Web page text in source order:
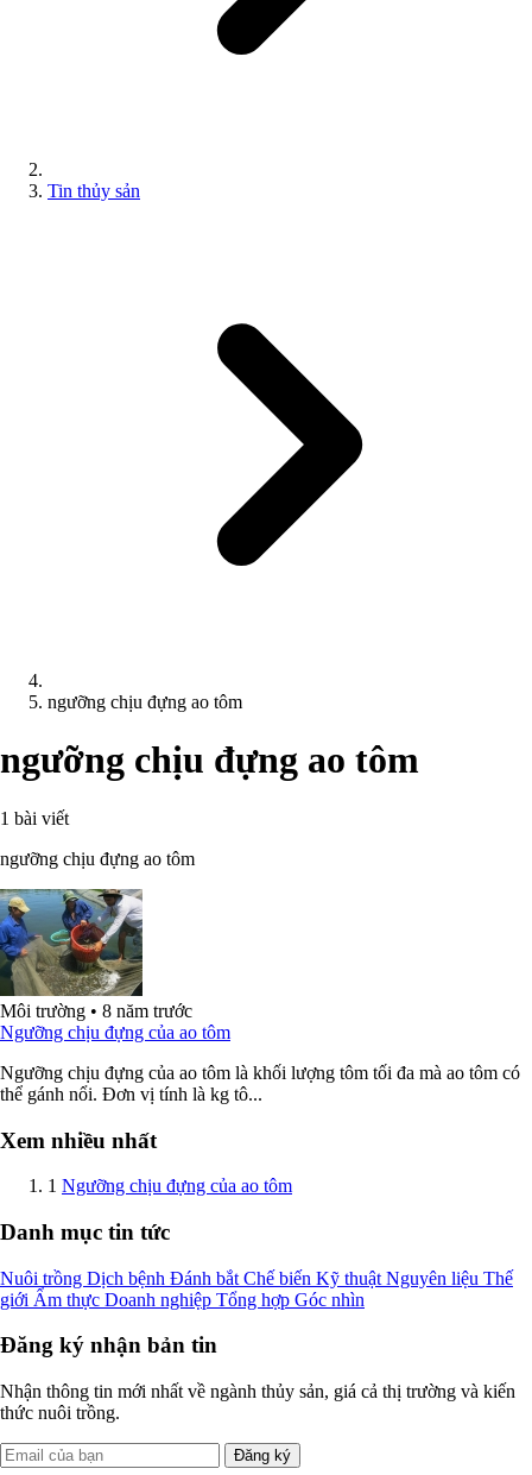
Tin thủy sản
ngưỡng chịu đựng ao tôm
ngưỡng chịu đựng ao tôm
1 bài viết
ngưỡng chịu đựng ao tôm
Môi trường • 8 năm trước
Ngưỡng chịu đựng của ao tôm
Ngưỡng chịu đựng của ao tôm là khối lượng tôm tối đa mà ao tôm có
thể gánh nổi. Đơn vị tính là kg tô...
Xem nhiều nhất
1 Ngưỡng chịu đựng của ao tôm
Danh mục tin tức
Nuôi trồng Dịch bệnh Đánh bắt Chế biến Kỹ thuật Nguyên liệu Thế
giới Ẩm thực Doanh nghiệp Tổng hợp Góc nhìn
Đăng ký nhận bản tin
Nhận thông tin mới nhất về ngành thủy sản, giá cả thị trường và kiến
thức nuôi trồng.
Đăng ký